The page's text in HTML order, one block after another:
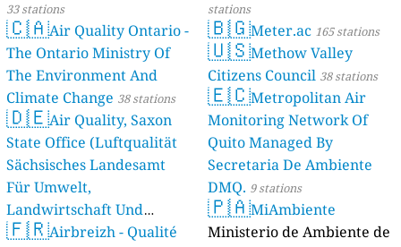
33 stations
🇨🇦Air Quality Ontario -
The Ontario Ministry Of
The Environment And
Climate Change 38 stations
🇩🇪Air Quality, Saxon
State Office (Luftqualität
Sächsisches Landesamt
Für Umwelt,
Landwirtschaft Und
Geologie) 50 stations
🇫🇷Airbreizh - Qualité
stations
🇧🇬Meter.ac 165 stations
🇺🇸Methow Valley
Citizens Council 38 stations
🇪🇨Metropolitan Air
Monitoring Network Of
Quito Managed By
Secretaria De Ambiente
DMQ. 9 stations
🇵🇦MiAmbiente
Ministerio de Ambiente de